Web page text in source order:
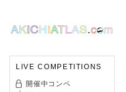
LIVE COMPETITIONS
開催中コンペ